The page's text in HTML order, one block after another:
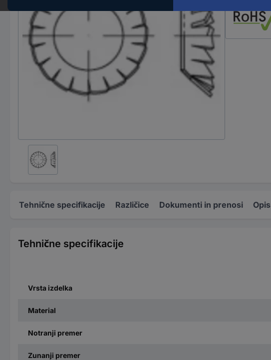
Tehnične specifikacije Različice Dokumenti in prenosi Opis
Tehnične specifikacije
Vrsta izdelka
Material
Notranji premer
Zunanji premer